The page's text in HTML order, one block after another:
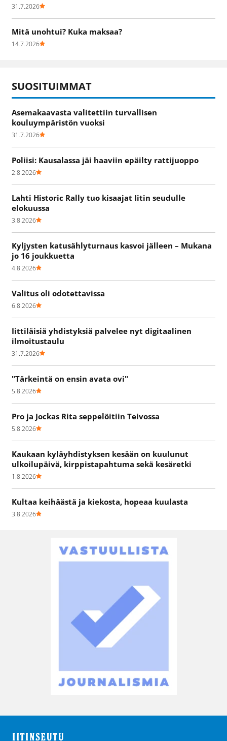
31.7.2026
Mitä unohtui? Kuka maksaa?
14.7.2026
SUOSITUIMMAT
Asemakaavasta valitettiin turvallisen
kouluympäristön vuoksi
31.7.2026
Poliisi: Kausalassa jäi haaviin epäilty rattijuoppo
2.8.2026
Lahti Historic Rally tuo kisaajat Iitin seudulle
elokuussa
3.8.2026
Kyljysten katusählyturnaus kasvoi jälleen – Mukana
jo 16 joukkuetta
4.8.2026
Valitus oli odotettavissa
6.8.2026
Iittiläisiä yhdistyksiä palvelee nyt digitaalinen
ilmoitustaulu
31.7.2026
"Tärkeintä on ensin avata ovi"
5.8.2026
Pro ja Jockas Rita seppelöitiin Teivossa
5.8.2026
Kaukaan kyläyhdistyksen kesään on kuulunut
ulkoilupäivä, kirppistapahtuma sekä kesäretki
1.8.2026
Kultaa keihäästä ja kiekosta, hopeaa kuulasta
3.8.2026